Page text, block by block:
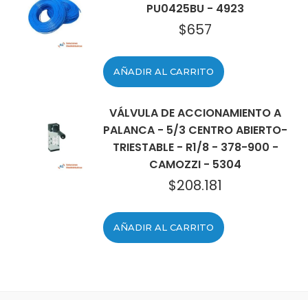
PU0425BU - 4923
$657
AÑADIR AL CARRITO
VÁLVULA DE ACCIONAMIENTO A
PALANCA - 5/3 CENTRO ABIERTO-
TRIESTABLE - R1/8 - 378-900 -
CAMOZZI - 5304
$208.181
AÑADIR AL CARRITO